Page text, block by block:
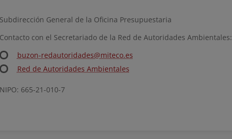
Subdirección General de la Oficina Presupuestaria
Contacto con el Secretariado de la Red de Autoridades Ambientales:
buzon-redautoridades@miteco.es
Red de Autoridades Ambientales
NIPO: 665-21-010-7